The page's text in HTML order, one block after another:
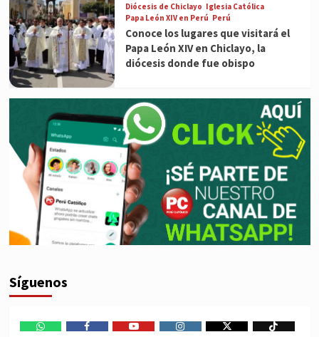
Diócesis de Chiclayo Iglesia Católica
Papa León XIV en Perú Perú
Conoce los lugares que visitará el
Papa León XIV en Chiclayo, la
diócesis donde fue obispo
Síguenos